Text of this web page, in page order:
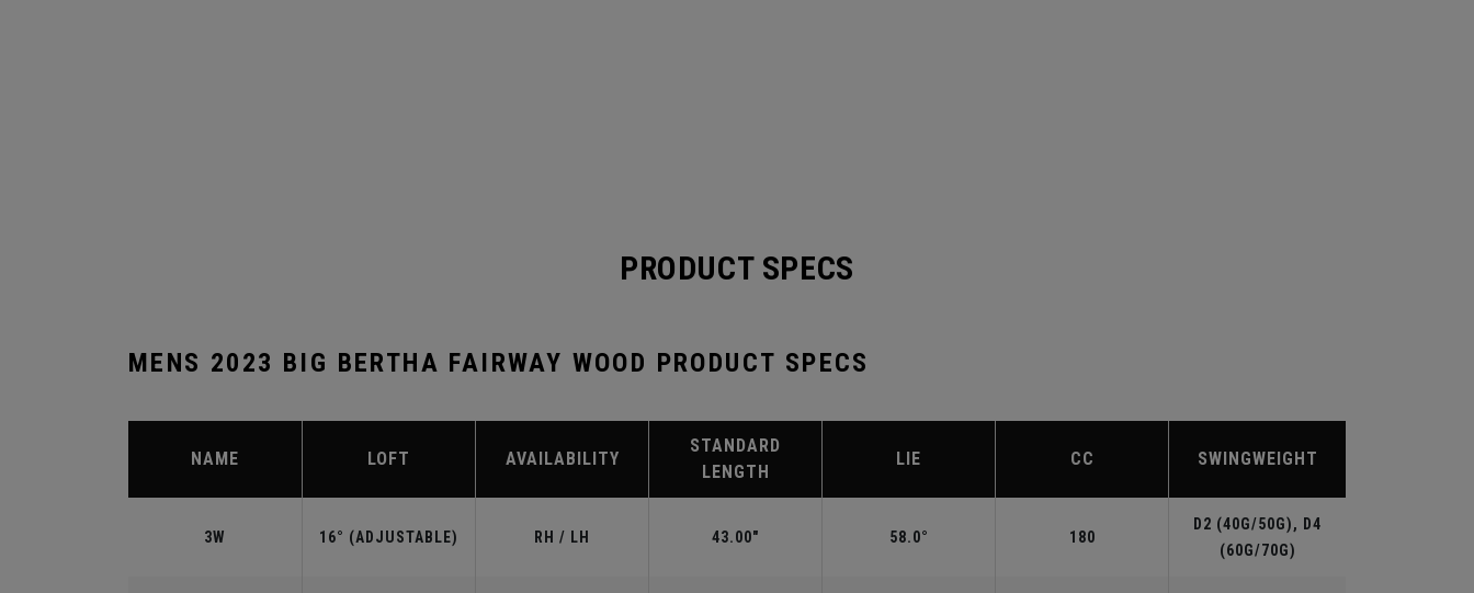
PRODUCT SPECS
MENS 2023 BIG BERTHA FAIRWAY WOOD PRODUCT SPECS
NAME LOFT AVAILABILITY
STANDARD
LENGTH
LIE CC SWINGWEIGHT
3W 16° (ADJUSTABLE) RH / LH 43.00" 58.0° 180
D2 (40G/50G), D4
(60G/70G)